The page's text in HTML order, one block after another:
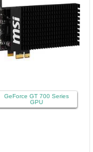
GeForce GT 700 Series
GPU